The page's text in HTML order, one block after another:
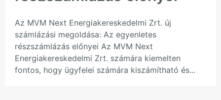
Az MVM Next Energiakereskedelmi Zrt. új
számlázási megoldása: Az egyenletes
részszámlázás előnyei Az MVM Next
Energiakereskedelmi Zrt. számára kiemelten
fontos, hogy ügyfelei számára kiszámítható és...